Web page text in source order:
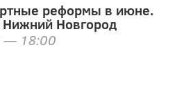
реформы в июне.
Нижний Новгород
— 18:00